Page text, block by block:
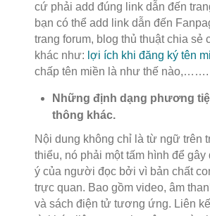
cứ phải add đúng link dẫn đến
bạn có thể add link dẫn đến
trang forum, blog thủ thuật chia sẻ
khác như: lợi ích khi đăng ký tên
chấp tên miền là như thế nào,…….
Những định dạng phương
thông khác.
Nội dung không chỉ là từ ngữ trên
thiểu, nó phải một tấm hình để
ý của người đọc bởi vì bản chất
trực quan. Bao gồm video, âm
và sách điện tử tương ứng. Liên